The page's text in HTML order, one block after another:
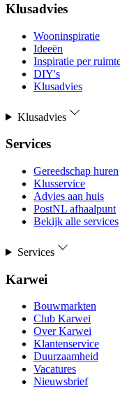
Klusadvies
Wooninspiratie
Ideeën
Inspiratie per
DIY's
Klusadvies
Klusadvies
Services
Gereedschap huren
Klusservice
Advies aan huis
PostNL afhaalpunt
Bekijk alle services
Services
Karwei
Bouwmarkten
Club Karwei
Over Karwei
Klantenservice
Duurzaamheid
Vacatures
Nieuwsbrief